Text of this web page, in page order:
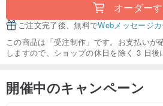
オーダー
ご注文完了後、無料でWebメッセージ
この商品は「受注制作」です。お支払いが
しますので、ショップの休日を除く 3 日後
開催中のキャンペーン